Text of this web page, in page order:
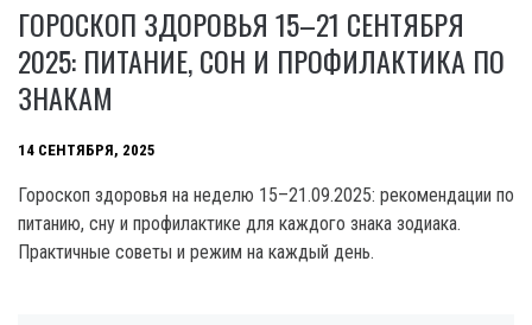
ГОРОСКОП ЗДОРОВЬЯ 15–21 СЕНТЯБРЯ
2025: ПИТАНИЕ, СОН И ПРОФИЛАКТИКА ПО
ЗНАКАМ
14 СЕНТЯБРЯ, 2025
Гороскоп здоровья на неделю 15–21.09.2025: рекомендации по
питанию, сну и профилактике для каждого знака зодиака.
Практичные советы и режим на каждый день.